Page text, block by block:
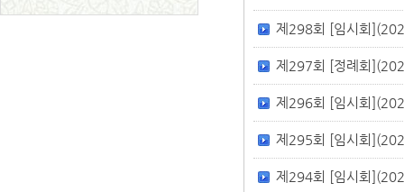
제298회 [임시회
제297회 [정례회
제296회 [임시회
제295회 [임시회
제294회 [임시회